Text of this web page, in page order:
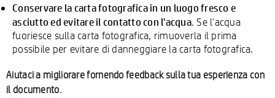
Conservare la carta fotografica in un luogo fresco e
asciutto ed evitare il contatto con l'acqua. Se l'acqua
fuoriesce sulla carta fotografica, rimuoverla il prima
possibile per evitare di danneggiare la carta fotografica.
Aiutaci a migliorare fornendo feedback sulla tua esperienza con
il documento.